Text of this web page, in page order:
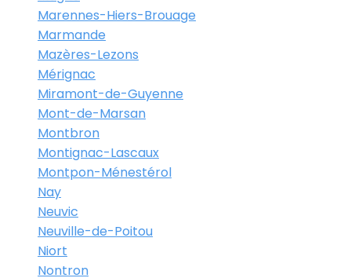
Marennes-Hiers-Brouage
Marmande
Mazères-Lezons
Mérignac
Miramont-de-Guyenne
Mont-de-Marsan
Montbron
Montignac-Lascaux
Montpon-Ménestérol
Nay
Neuvic
Neuville-de-Poitou
Niort
Nontron